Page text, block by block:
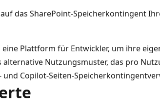
das SharePoint-Speicherkontingent
Plattform für Entwickler, um ihre
alternative Nutzungsmuster, das pro
Copilot-Seiten-